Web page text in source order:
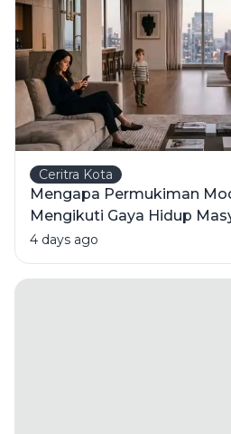
Ceritra Kota
Mengapa Permukiman
Mengikuti Gaya Hidup
4 days ago